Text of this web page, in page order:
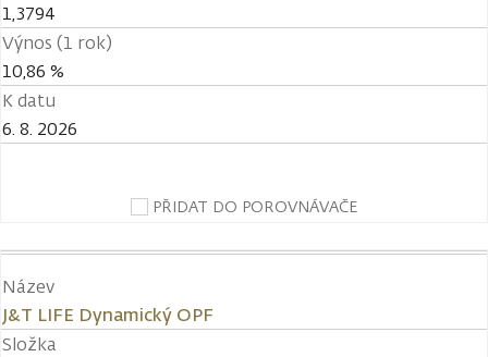
1,3794
Výnos (1 rok)
10,86 %
K datu
6. 8. 2026
PŘIDAT DO POROVNÁVAČE
Název
J&T LIFE Dynamický OPF
Složka